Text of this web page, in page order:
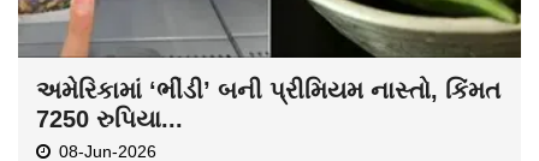
અમેરિકામાં ‘ભીંડી’ બની પ્રીમિયમ નાસ્તો, કિંમત
7250 રુપિયા...
08-Jun-2026